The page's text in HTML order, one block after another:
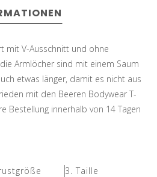
mit V-Ausschnitt und ohne
Armlöcher sind mit einem Saum
etwas länger, damit es nicht aus
mit den Beeren Bodywear T-
Bestellung innerhalb von 14 Tagen
3. Taille